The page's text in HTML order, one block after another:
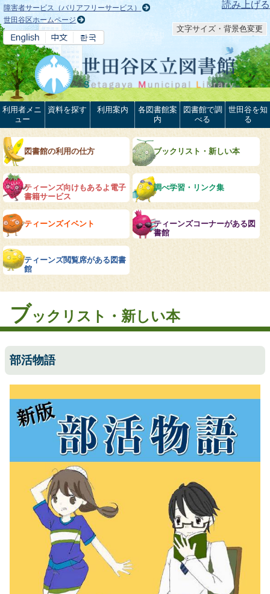
本文へ 読み上げる
障害者サービス（バリアフリーサービス）
世田谷区ホームページ
文字サイズ・背景色変更
利用者メニ
ュー
資料を探す 利用案内
各図書館案
内
図書館で調
べる
世田谷を知
る
ブックリスト・新しい本
部活物語
図書館の利用の仕方 ブックリスト・新しい本
ティーンズ向けもあるよ電子
書籍サービス
調べ学習・リンク集
ティーンズイベント
ティーンズコーナーがある図
書館
ティーンズ閲覧席がある図書
館